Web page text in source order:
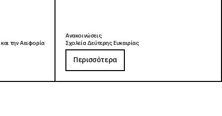
την Αειφορία
Ανακοινώσεις
Σχολεία Δεύτερης Ευκαιρίας
Περισσότερα